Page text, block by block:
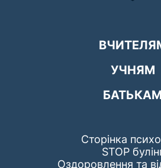
УЧНЯМ
БАТЬКАМ
Сторінка
STOP
Оздоровлення та